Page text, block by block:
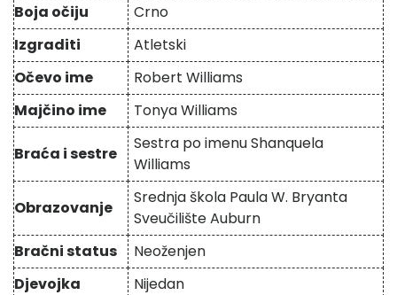
Boja očiju
Crno
Izgraditi
Atletski
Očevo ime
Robert Williams
Majčino ime
Tonya Williams
Braća i sestre
Sestra po imenu Shanquela
Williams
Obrazovanje
Srednja škola Paula W. Bryanta
Sveučilište Auburn
Bračni status
Neoženjen
Djevojka
Nijedan